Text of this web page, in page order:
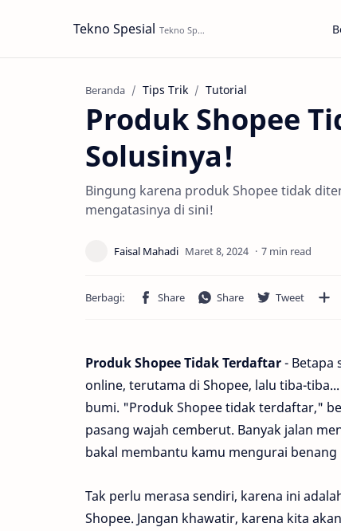
Tekno Spesial
Beranda Tips Trik Tutorial
Produk Shopee
Solusinya!
Bingung karena produk Shopee tidak
mengatasinya di sini!
7 min read
Produk Shopee Tidak Terdaftar- Betapa
online, terutama di Shopee, lalu tiba-
bumi. "Produk Shopee tidak terdaftar,"
pasang wajah cemberut. Banyak jalan
bakal membantu kamu mengurai benang
Tak perlu merasa sendiri, karena ini
Shopee. Jangan khawatir, karena kita